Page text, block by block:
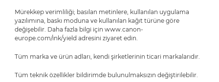
Mürekkep verimliliği; basılan metinlere, kullanılan uygulama
yazılımına, baskı moduna ve kullanılan kağıt türüne göre
değişebilir. Daha fazla bilgi için www.canon-
europe.com/ink/yield adresini ziyaret edin.
Tüm marka ve ürün adları, kendi şirketlerinin ticari markalarıdır.
Tüm teknik özellikler bildirimde bulunulmaksızın değiştirilebilir.